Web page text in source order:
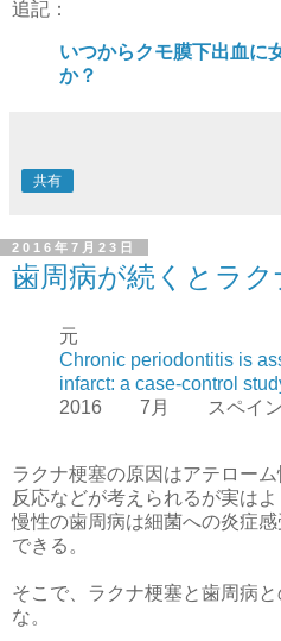
追記：
いつからクモ膜下出血に
か？
共有
2016年7月23日
歯周病が続くとラ
元
Chronic periodontitis is
infarct: a case-control
2016 7月 スペイン
ラクナ梗塞の原因はアテロー
反応などが考えられるが実は
慢性の歯周病は細菌への炎症
できる。
そこで、ラクナ梗塞と歯周病
な。